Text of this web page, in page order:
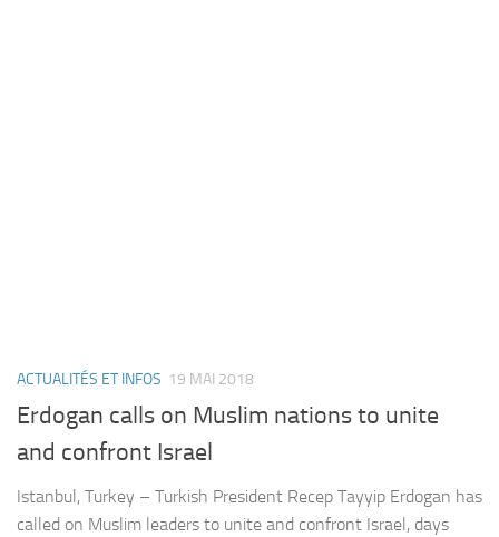
ACTUALITÉS ET INFOS 19 MAI 2018
Erdogan calls on Muslim nations to unite
and confront Israel
Istanbul, Turkey – Turkish President Recep Tayyip Erdogan has
called on Muslim leaders to unite and confront Israel, days